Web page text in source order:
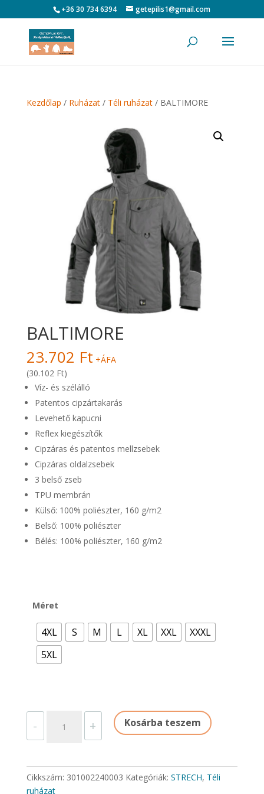
+36 30 734 6394 getepilis1@gmail.com
Kezdőlap / Ruházat/ Téli ruházat/ BALTIMORE
BALTIMORE
23.702 Ft +ÁFA
(30.102 Ft)
Víz- és szélálló
Patentos cipzártakarás
Levehető kapucni
Reflex kiegészítők
Cipzáras és patentos mellzsebek
Cipzáras oldalzsebek
3 belső zseb
TPU membrán
Külső: 100% poliészter, 160 g/m2
Belső: 100% poliészter
Bélés: 100% poliészter, 160 g/m2
Méret
4XL S M L XL XXL
XXXL
5XL
-
mennyiség
+ Kosárba teszem
Cikkszám: 301002240003 Kategóriák: STRECH, Téli
ruházat